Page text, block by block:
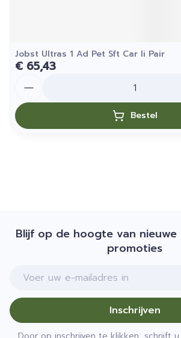
Jobst Ultras 1 Ad Pet Sft Car Ii Pair
€ 65,43
Bestel
Blijf op de hoogte van
promoties
E-mail adres
Inschrijven